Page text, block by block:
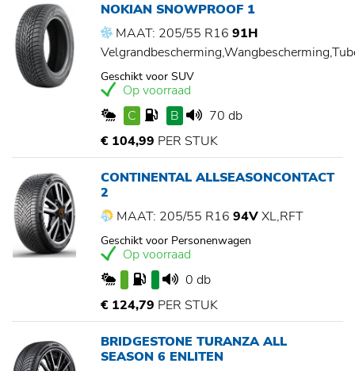
NOKIAN SNOWPROOF 1
MAAT: 205/55 R16 91H
Geschikt voor SUV
Op voorraad
C
B
70 db
€ 104,99 PER STUK
CONTINENTAL ALLSEASONCONTACT
2
MAAT: 205/55 R16 94VXL,RFT
Geschikt voor Personenwagen
Op voorraad
0 db
€ 124,79 PER STUK
BRIDGESTONE TURANZA ALL
SEASON 6 ENLITEN